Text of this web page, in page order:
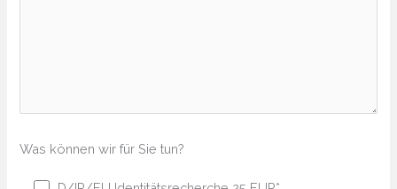
Was können wir für Sie tun?